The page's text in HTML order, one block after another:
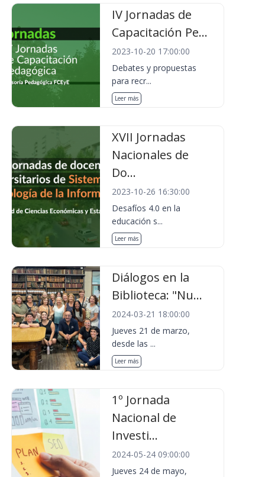
IV Jornadas de
Capacitación Pe...
2023-10-20 17:00:00
Debates y propuestas
para recr...
Leer más
XVII Jornadas
Nacionales de
Do...
2023-10-26 16:30:00
Desafíos 4.0 en la
educación s...
Leer más
Diálogos en la
Biblioteca: "Nu...
2024-03-21 18:00:00
Jueves 21 de marzo,
desde las ...
Leer más
1º Jornada
Nacional de
Investi...
2024-05-24 09:00:00
Jueves 24 de mayo,